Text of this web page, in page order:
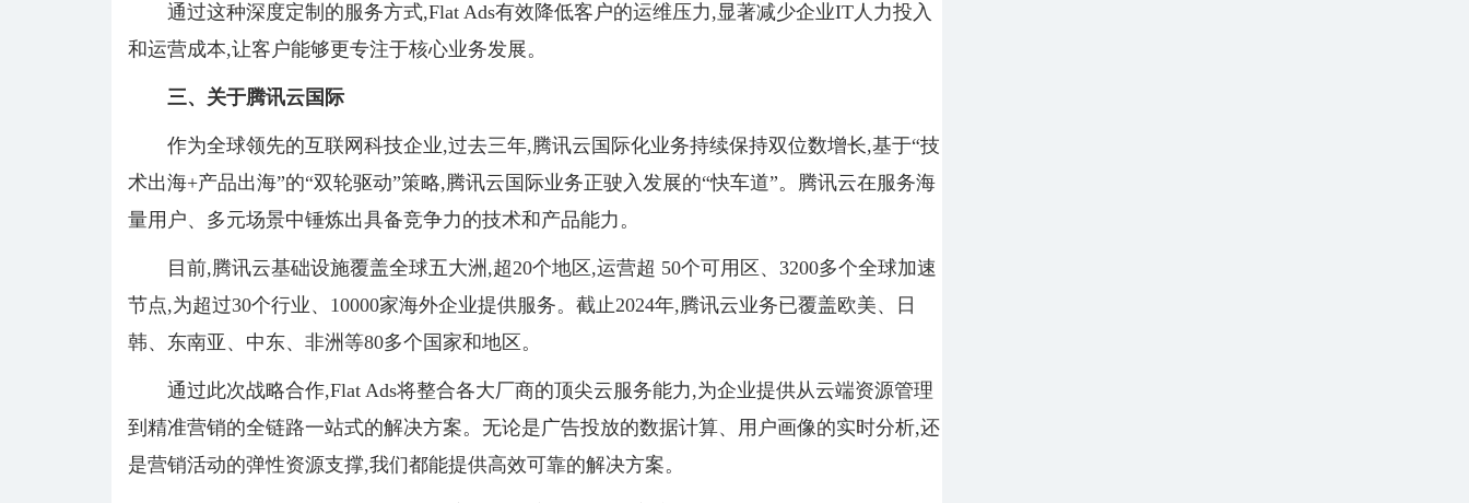
通过这种深度定制的服务方式,Flat Ads有效降低客户的运维压力,显著减少企业IT人力投入
和运营成本,让客户能够更专注于核心业务发展。
三、 关于腾讯云国际
作为全球领先的互联网科技企业,过去三年,腾讯云国际化业务持续保持双位数增长,基于“技
术出海+产品出海”的“双轮驱动”策略,腾讯云国际业务正驶入发展的“快车道”。腾讯云在服务海
量用户、多元场景中锤炼出具备竞争力的技术和产品能力。
目前,腾讯云基础设施覆盖全球五大洲,超20个地区,运营超 50个可用区、3200多个全球加速
节点,为超过30个行业、10000家海外企业提供服务。截止2024年,腾讯云业务已覆盖欧美、日
韩、东南亚、中东、非洲等80多个国家和地区。
通过此次战略合作,Flat Ads将整合各大厂商的顶尖云服务能力,为企业提供从云端资源管理
到精准营销的全链路一站式的解决方案。无论是广告投放的数据计算、用户画像的实时分析,还
是营销活动的弹性资源支撑,我们都能提供高效可靠的解决方案。